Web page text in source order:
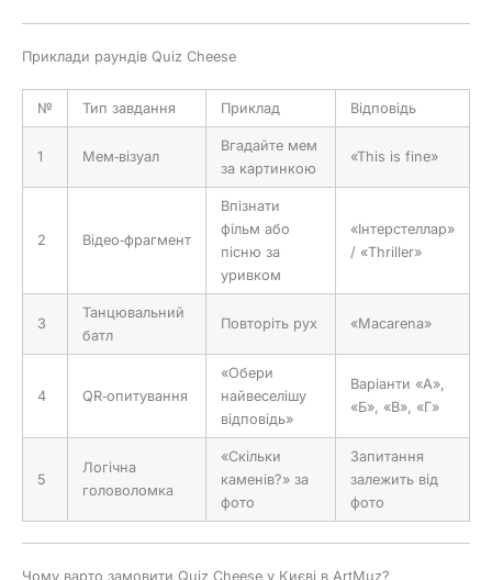
Приклади раундів Quiz Cheese
№ Тип завдання Приклад Відповідь
1 Мем‑візуал
Вгадайте мем
за картинкою
«This is fine»
2 Відео‑фрагмент
Впізнати
фільм або
пісню за
уривком
«Інтерстеллар»
/ «Thriller»
3
Танцювальний
батл
Повторіть рух «Macarena»
4 QR‑опитування
«Обери
найвеселішу
відповідь»
Варіанти «А»,
«Б», «В», «Г»
5
Логічна
головоломка
«Скільки
каменів?» за
фото
Запитання
залежить від
фото
Чому варто замовити Quiz Cheese у Києві в ArtMuz?